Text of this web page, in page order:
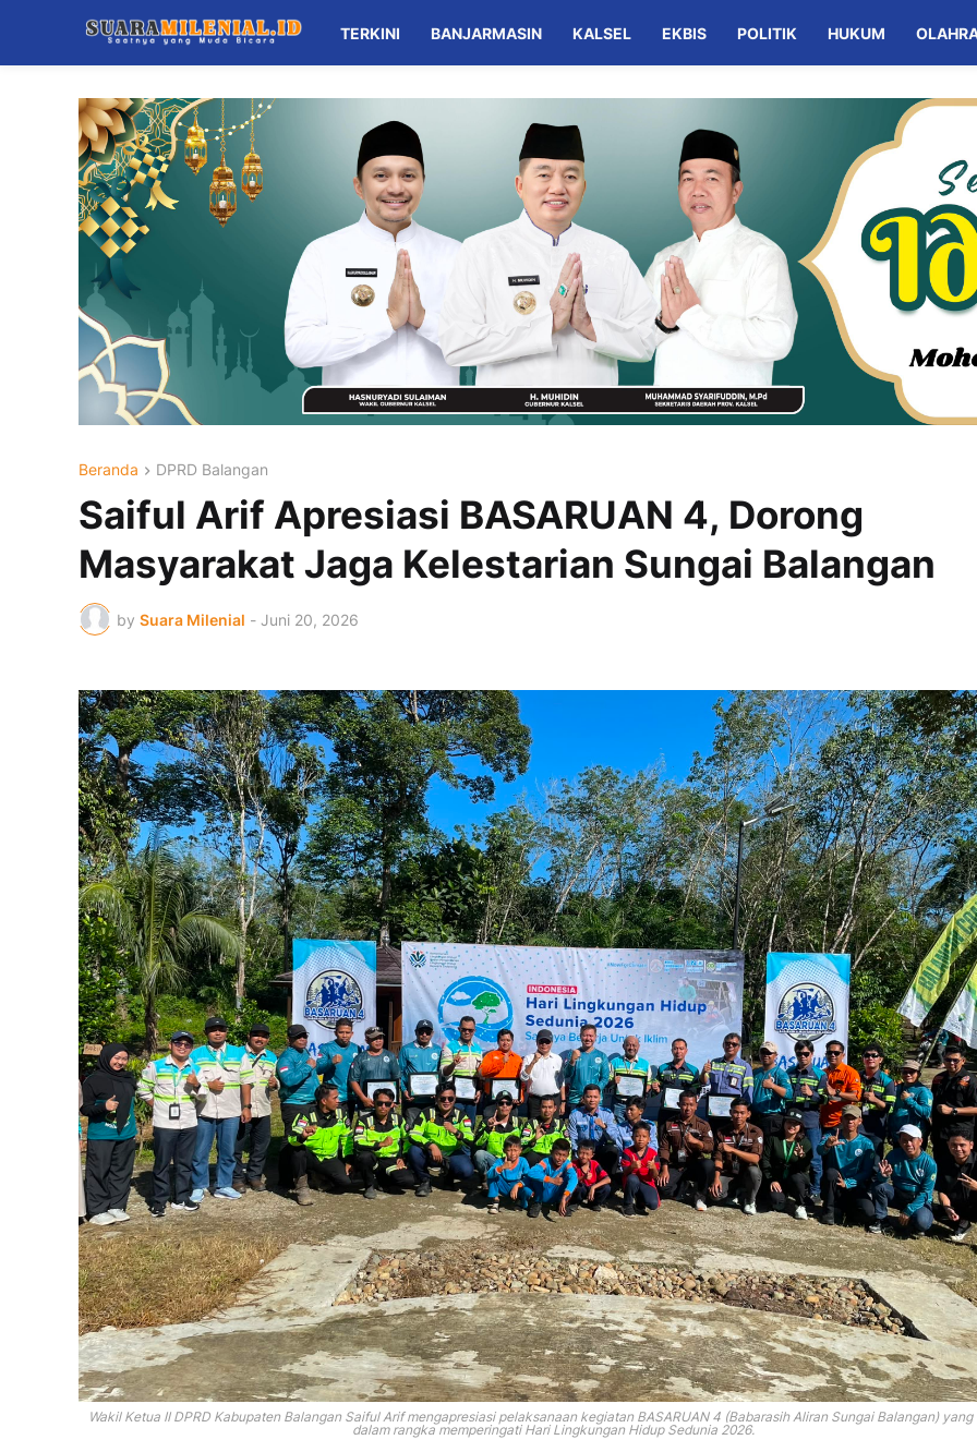
TERKINI BANJARMASIN KALSEL EKBIS POLITIK HUKUM
Beranda DPRD Balangan
Saiful Arif Apresiasi BASARUAN 4, Dorong
Masyarakat Jaga Kelestarian Sungai Balangan
by Suara Milenial - Juni 20, 2026
Wakil Ketua II DPRD Kabupaten Balangan Saiful Arif mengapresiasi pelaksanaan kegiatan BASARUAN 4 (Babarasih Aliran Sungai Balangan) yang
dalam rangka memperingati Hari Lingkungan Hidup Sedunia 2026.